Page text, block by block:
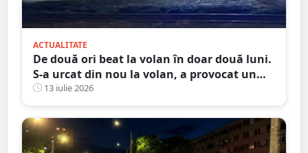
ACTUALITATE
De două ori beat la volan în doar două luni.
S-a urcat din nou la volan, a provocat un
accident și ajunge la închisoare
13 iulie 2026